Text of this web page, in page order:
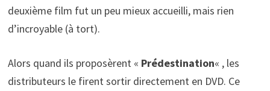
deuxième film fut un peu mieux accueilli, mais rien
d’incroyable (à tort).
Alors quand ils proposèrent « Prédestination« , les
distributeurs le firent sortir directement en DVD. Ce